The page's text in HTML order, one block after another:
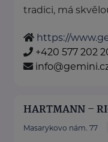
tradici, má
https://
+420 577 202
HARTMANN –
Masarykovo nám. 77